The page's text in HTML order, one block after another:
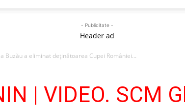
Sportiv
- Publicitate -
Header ad
Buzău a eliminat deţinătoarea Cupei României...
| VIDEO. SCM